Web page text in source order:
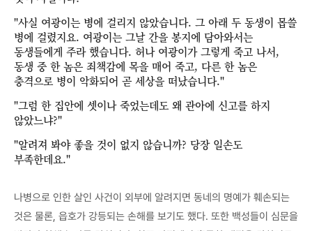
"사실 여광이는 병에 걸리지 않았습니다. 그 아래 두 동생이 몹쓸
병에 걸렸지요. 여광이는 그날 간을 봉지에 담아와서는
동생들에게 주라 했습니다. 허나 여광이가 그렇게 죽고 나서,
동생 중 한 놈은 죄책감에 목을 매어 죽고, 다른 한 놈은
충격으로 병이 악화되어 곧 세상을 떠났습니다."
"그럼 한 집안에 셋이나 죽었는데도 왜 관아에 신고를 하지
않았느냐?"
"알려져 봐야 좋을 것이 없지 않습니까? 당장 일손도
부족한데요."
나병으로 인한 살인 사건이 외부에 알려지면 동네의 명예가 훼손되는
것은 물론, 읍호가 강등되는 손해를 보기도 했다. 또한 백성들이 심문을